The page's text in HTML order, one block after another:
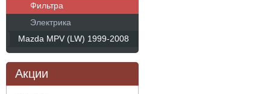
Фильтра
Электрика
Mazda MPV (LW) 1999-2008
Акции